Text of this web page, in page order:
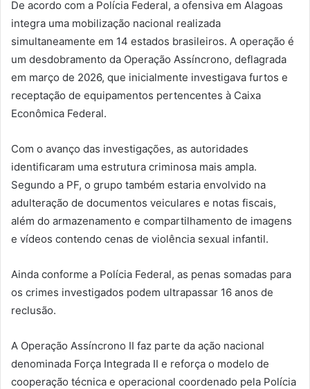
De acordo com a Polícia Federal, a ofensiva em Alagoas
integra uma mobilização nacional realizada
simultaneamente em 14 estados brasileiros. A operação é
um desdobramento da Operação Assíncrono, deflagrada
em março de 2026, que inicialmente investigava furtos e
receptação de equipamentos pertencentes à Caixa
Econômica Federal.
Com o avanço das investigações, as autoridades
identificaram uma estrutura criminosa mais ampla.
Segundo a PF, o grupo também estaria envolvido na
adulteração de documentos veiculares e notas fiscais,
além do armazenamento e compartilhamento de imagens
e vídeos contendo cenas de violência sexual infantil.
Ainda conforme a Polícia Federal, as penas somadas para
os crimes investigados podem ultrapassar 16 anos de
reclusão.
A Operação Assíncrono II faz parte da ação nacional
denominada Força Integrada II e reforça o modelo de
cooperação técnica e operacional coordenado pela Polícia